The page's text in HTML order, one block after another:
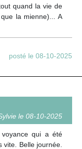
quand la vie de
la mienne)... A
posté le 08-10-2025
le 08-10-2025
qui a été
Belle journée.